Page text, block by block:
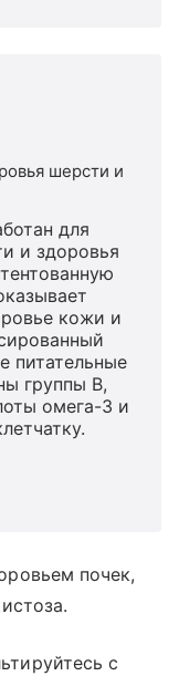
шерсти и
для
и здоровья
кожи и
питательные
группы B,
омега-3 и
почек,
с